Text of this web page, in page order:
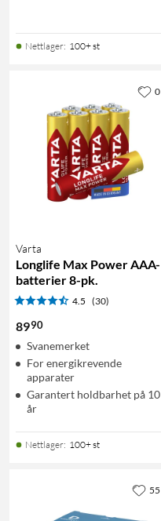
Nettlager: 100+ st
Varta
Longlife Max Power AAA-
batterier 8-pk.
4.5 (30)
8990
Svanemerket
For energikrevende
apparater
Garantert holdbarhet på 10
år
Nettlager: 100+ st
0
55